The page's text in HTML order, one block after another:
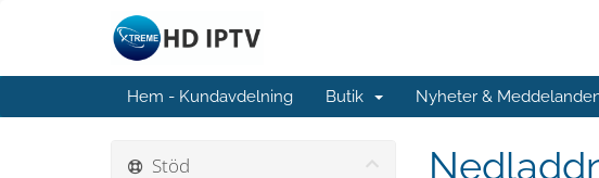
Hem - Kundavdelning Butik Nyheter &
Stöd